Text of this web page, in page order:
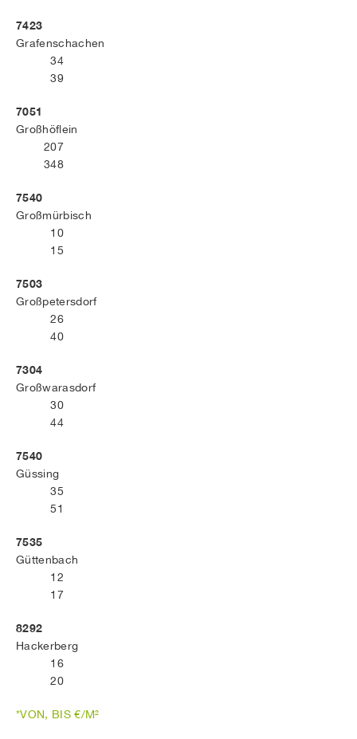
7423
Grafenschachen
34
39
7051
Großhöflein
207
348
7540
Großmürbisch
10
15
7503
Großpetersdorf
26
40
7304
Großwarasdorf
30
44
7540
Güssing
35
51
7535
Güttenbach
12
17
8292
Hackerberg
16
20
*VON, BIS €/M²